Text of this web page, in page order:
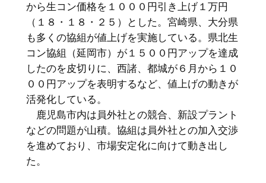
から生コン価格を１０００円引き上げ１万円
（１８・１８・２５）とした。宮崎県、大分県
も多くの協組が値上げを実施している。県北生
コン協組（延岡市）が１５００円アップを達成
したのを皮切りに、西諸、都城が６月から１０
００円アップを表明するなど、値上げの動きが
活発化している。
鹿児島市内は員外社との競合、新設プラント
などの問題が山積。協組は員外社との加入交渉
を進めており、市場安定化に向けて動き出し
た。